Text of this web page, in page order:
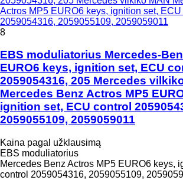
Actros MP5 EURO6 keys, ignition set, ECU
2059054316, 2059055109, 2059059011
8
EBS moduliatorius Mercedes-
EURO6 keys, ignition set, ECU
2059054316, 205 Mercedes
Mercedes Benz Actros MP5
ignition set, ECU control
2059055109, 2059059011
Kaina pagal užklausimą
EBS moduliatorius
Mercedes Benz Actros MP5 EURO6 keys,
control 2059054316, 2059055109,